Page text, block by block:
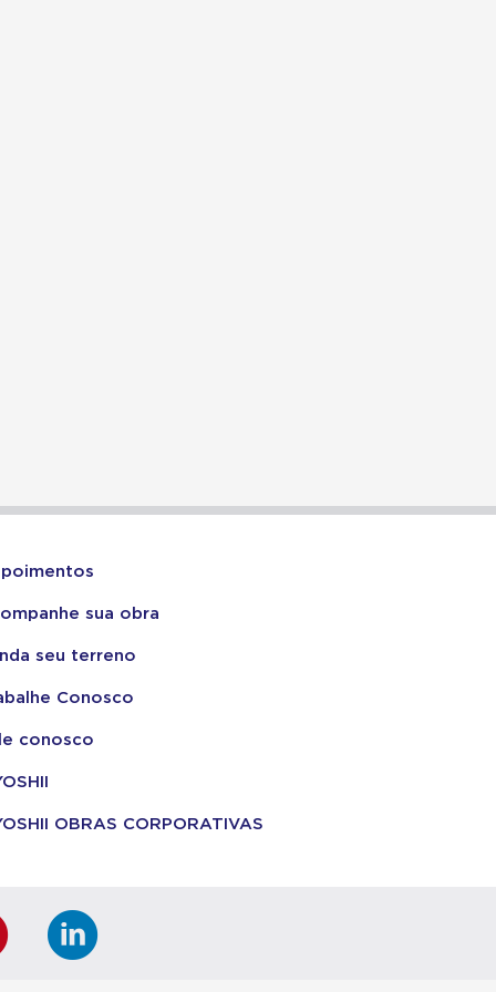
sua obra
seu terreno
Conosco
conosco
OBRAS CORPORATIVAS